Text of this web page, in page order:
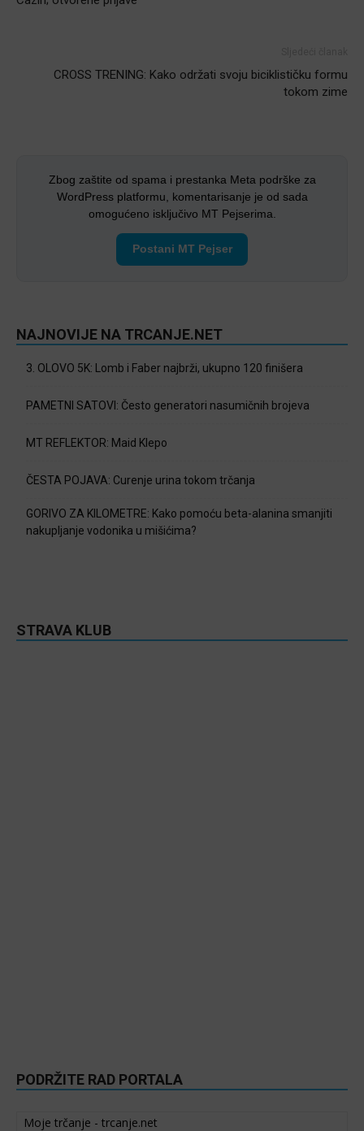
CROSS TRENING: Kako održati svoju biciklističku formu
tokom zime
Zbog zaštite od spama i prestanka Meta podrške za
WordPress platformu, komentarisanje je od sada
omogućeno isključivo MT Pejserima.
Postani MT Pejser
NAJNOVIJE NA TRCANJE.NET
3. OLOVO 5K: Lomb i Faber najbrži, ukupno 120 finišera
PAMETNI SATOVI: Često generatori nasumičnih brojeva
MT REFLEKTOR: Maid Klepo
ČESTA POJAVA: Curenje urina tokom trčanja
GORIVO ZA KILOMETRE: Kako pomoću beta-alanina smanjiti
nakupljanje vodonika u mišićima?
STRAVA KLUB
PODRŽITE RAD PORTALA
Moje trčanje - trcanje.net